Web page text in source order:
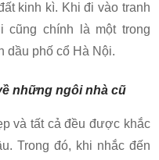
kinh kì. Khi đi vào tranh
chính là một trong
dầu phố cổ Hà Nội.
những ngôi nhà cũ
và tất cả đều được khắc
Trong đó, khi nhắc đến